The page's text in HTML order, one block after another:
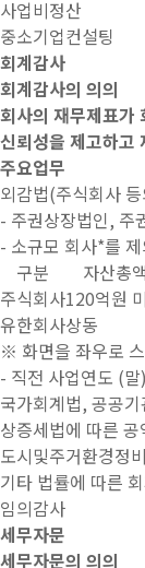
사업비정산
중소기업컨설팅
회계감사
회계감사의 의의
회사의 재무제표가
신뢰성을 제고하고
주요업무
외감법(주식회사
- 주권상장법인, 주
- 소규모 회사*를
구분
자산총액
주식회사120억원
유한회사상동
※ 화면을 좌우로
- 직전 사업연도 (
국가회계법, 공공
상증세법에 따른
도시및주거환경정
기타 법률에 따른
임의감사
세무자문
세무자문의 의의